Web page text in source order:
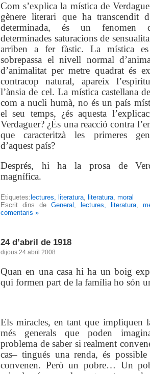
Com s’explica la mística de
gènere literari que ha transcendit
determinada, és un fenomen
determinades saturacions de
arriben a fer fàstic. La mística
sobrepassa el nivell normal
d’animalitat per metre quadrat és
contracop natural, apareix
l’ànsia de cel. La mística castellana
com a nucli humà, no és un país
el seu temps, ¿és aquesta
Verdaguer? ¿És una reacció contra
que caracteritzà les primeres
d’aquest país?
Després, hi ha la prosa de
magnífica.
Etiquetes: lectures, literatura, literatura, moral
Escrit dins de General , lectures, literatura,
comentaris »
24 d’abril de 1918
dijous 24 abril 2008
Quan en una casa hi ha un boig
qui formen part de la família ho són
Els miracles, en tant que impliquen
més generals que poden
problema de saber si realment
cas– tingués una renda, és
convenen. Però un pobre… Un